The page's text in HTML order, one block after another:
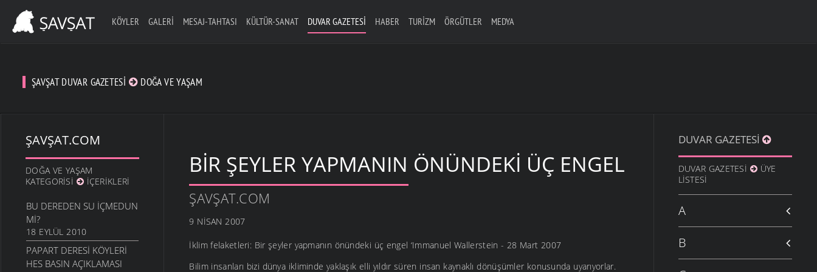
KÖYLER GALERI MESAJ-TAHTASI KÜLTÜR-SANAT DUVAR GAZETESI HABER TURIZM ÖRGÜTLER MEDYA
ŞAVŞAT DUVAR GAZETESI DOĞA VE YAŞAM
ŞAVŞAT.COM
DOĞA VE YAŞAM
KATEGORISI
İÇERIKLERI
BU DEREDEN SU IÇMEDUN
MI?
18 EYLÜL 2010
PAPART DERESI KÖYLERI
HES BASIN AÇIKLAMASI
BIR ŞEYLER YAPMANIN ÖNÜNDEKI ÜÇ ENGEL
ŞAVŞAT.COM
9 NISAN 2007
İklim felaketleri: Bir şeyler yapmanın önündeki üç engel ‘Immanuel Wallerstein - 28 Mart 2007
Bilim insanları bizi dünya ikliminde yaklaşık elli yıldır süren insan kaynaklı dönüşümler konusunda uyarıyorlar.
DUVAR GAZETESI
DUVAR GAZETESI
ÜYE
LISTESI
A
B